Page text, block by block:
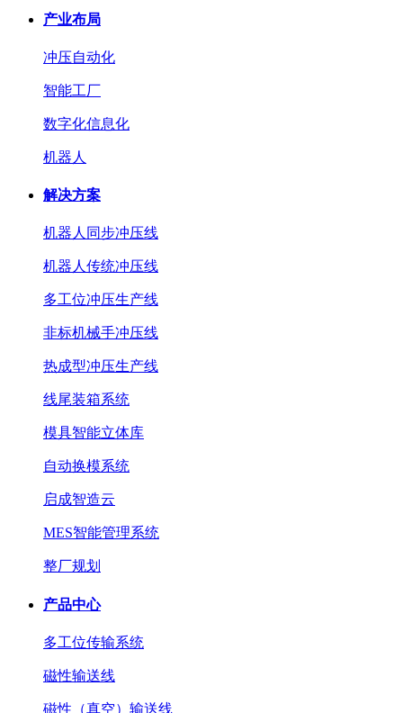
产业布局
冲压自动化
智能工厂
数字化信息化
机器人
解决方案
机器人同步冲压线
机器人传统冲压线
多工位冲压生产线
非标机械手冲压线
热成型冲压生产线
线尾装箱系统
模具智能立体库
自动换模系统
启成智造云
MES智能管理系统
整厂规划
产品中心
多工位传输系统
磁性输送线
磁性（真空）输送线